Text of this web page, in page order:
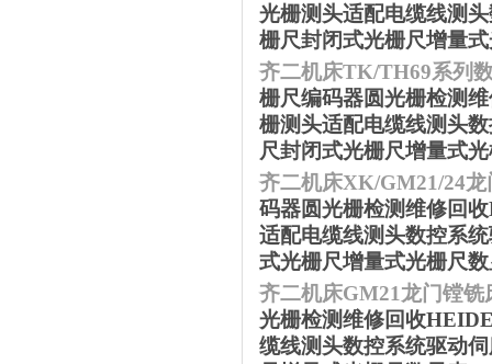
光栅测头适配电缆线测
栅尺封闭式光栅尺增量
齐二机床TK/TH69系列
栅尺编码器圆光栅检测
栅测头适配电缆线测头
尺封闭式光栅尺增量式
齐二机床XK/GM21/24龙
码器圆光栅检测维修回
适配电缆线测头数控系
式光栅尺增量式光栅尺
齐二机床GM21龙门镗铣
光栅检测维修回收
缆线测头数控系统驱动